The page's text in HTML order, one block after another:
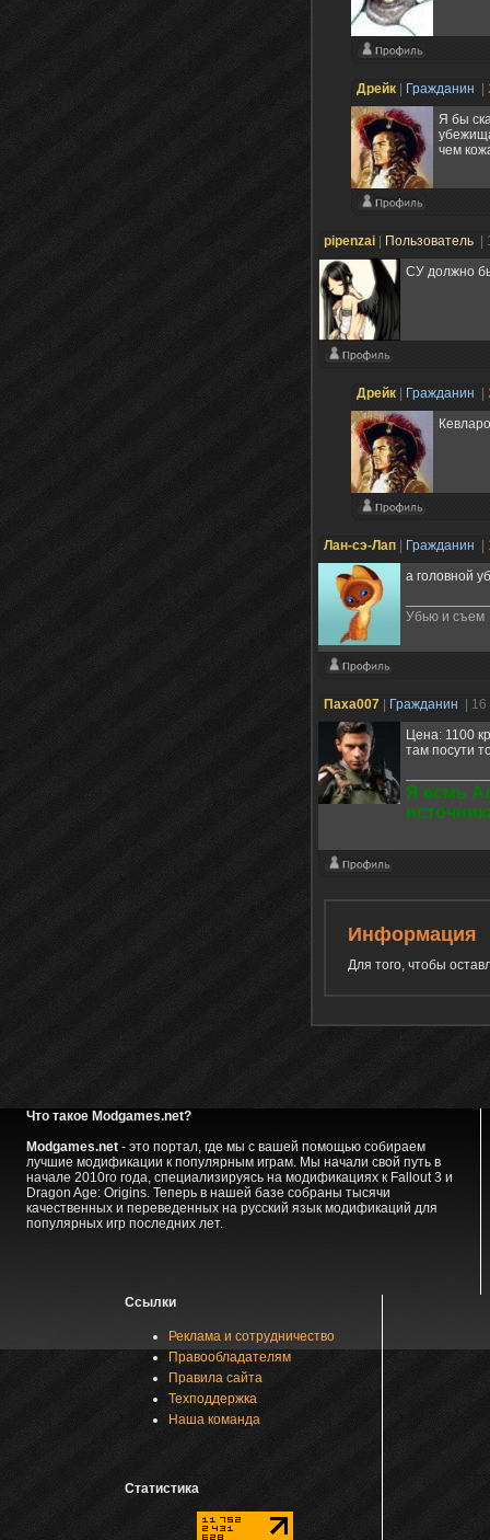
Дрейк Гражданин
Я бы
чем
pipenzai Пользователь
|
СУ должно
Дрейк Гражданин
Лан-сэ-Лап Гражданин
а головной
Убью и съем
Паха007 Гражданин
|
Цена: 1100
там посути
Я есмь
Информация
Для того, чтобы
Что такое Modgames.net?
Modgames.net- это портал, где мы с вашей помощью собираем
лучшие модификации к популярным играм. Мы начали свой путь в
начале 2010го года, специализируясь на модификациях к Fallout 3 и
Dragon Age: Origins. Теперь в нашей базе собраны тысячи
качественных и переведенных на русский язык модификаций для
популярных игр последних лет.
Ссылки
Реклама и сотрудничество
Правообладателям
Правила сайта
Техподдержка
Наша команда
Статистика